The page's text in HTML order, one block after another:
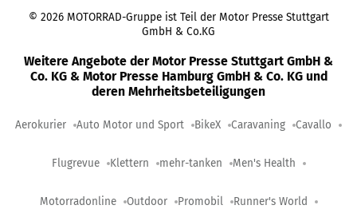
© 2026 MOTORRAD-Gruppe ist Teil der Motor Presse Stuttgart
GmbH & Co.KG
Weitere Angebote der Motor Presse Stuttgart GmbH &
Co. KG & Motor Presse Hamburg GmbH & Co. KG und
deren Mehrheitsbeteiligungen
Aerokurier Auto Motor und Sport BikeX Caravaning Cavallo
Flugrevue Klettern mehr-tanken Men's Health
Motorradonline Outdoor Promobil Runner's World